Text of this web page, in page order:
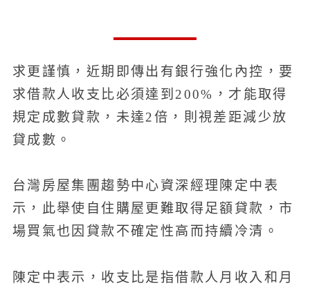
求更謹慎，近期即傳出有銀行強化內控，要
求借款人收支比必須達到200%，才能取得
規定成數貸款，未達2倍，則視差距減少放
貸成數。
台灣房屋集團趨勢中心資深經理陳定中表
示，此舉使自住購屋更難取得足額貸款，市
場買氣也因貸款不確定性高而持續冷清。
陳定中表示，收支比是指借款人月收入和月